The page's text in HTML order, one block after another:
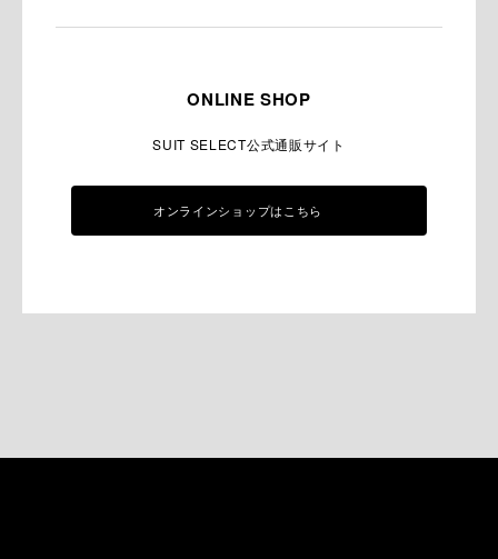
ONLINE SHOP
SUIT SELECT公式通販サイト
オンラインショップはこちら